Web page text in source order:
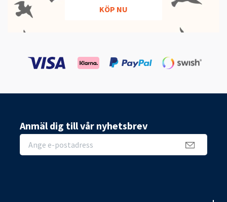
KÖP NU
Anmäl dig till vår nyhetsbrev